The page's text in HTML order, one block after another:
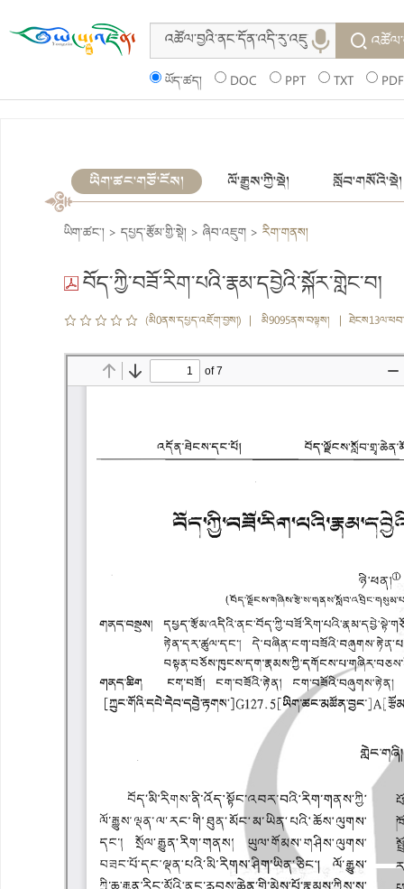
ཡོད་ཚད། DOC PPT TXT PDF
ཡིག་ཚང་གཙོ་ངོས། ལོ་རྒྱུས་ཀྱི་སྡེ། སློབ་གསོའི་སྡེ།
ཡིག་ཚང་། > དཔྱད་རྩོམ་གྱི་སྡེ། > ཞིབ་འཇུག > རིག་གནས།
བོད་ཀྱི་བཟོ་རིག་པའི་རྣམ་དབྱེའི་སྐོར་གླེང་བ།
(མི0ནས་དཔྱད་འཇོག་བྱས།) | མི9095ནས་བལྟས། |